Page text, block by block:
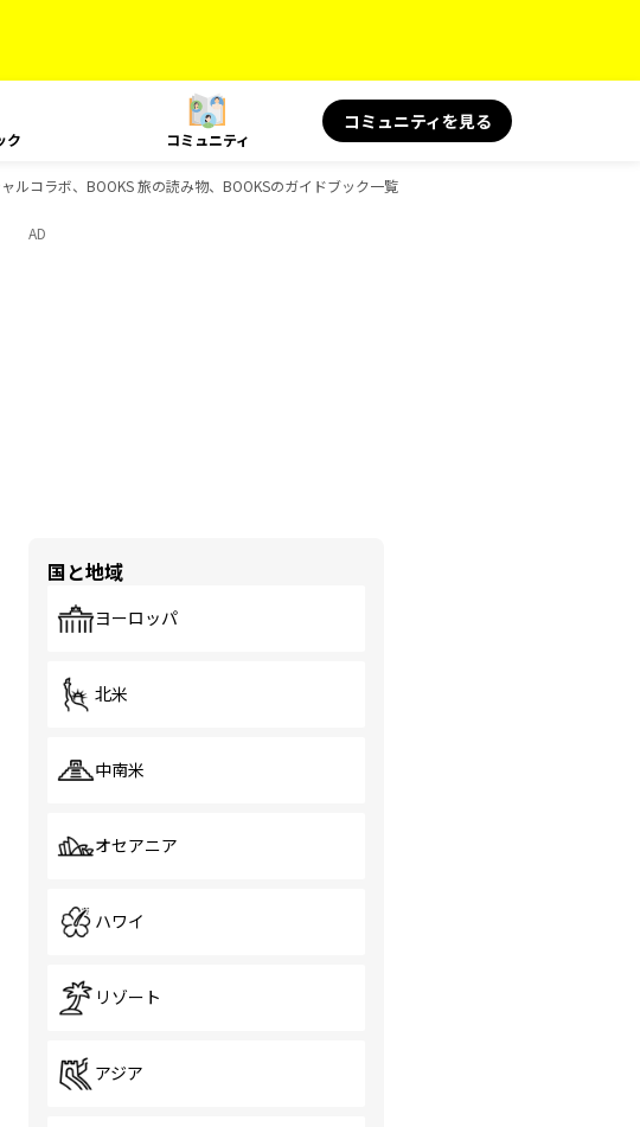
ク コミュニティ
コミュニティを見る
コラボ、BOOKS 旅の読み物、BOOKSのガイドブック一覧
AD
国と地域
ヨーロッパ
北米
中南米
オセアニア
ハワイ
リゾート
アジア